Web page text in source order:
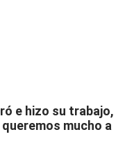
e hizo su trabajo,
mucho a